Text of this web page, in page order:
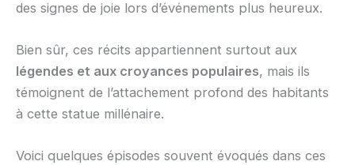
des signes de joie lors d’événements plus heureux.
Bien sûr, ces récits appartiennent surtout aux
légendes et aux croyances populaires, mais ils
témoignent de l’attachement profond des habitants
à cette statue millénaire.
Voici quelques épisodes souvent évoqués dans ces